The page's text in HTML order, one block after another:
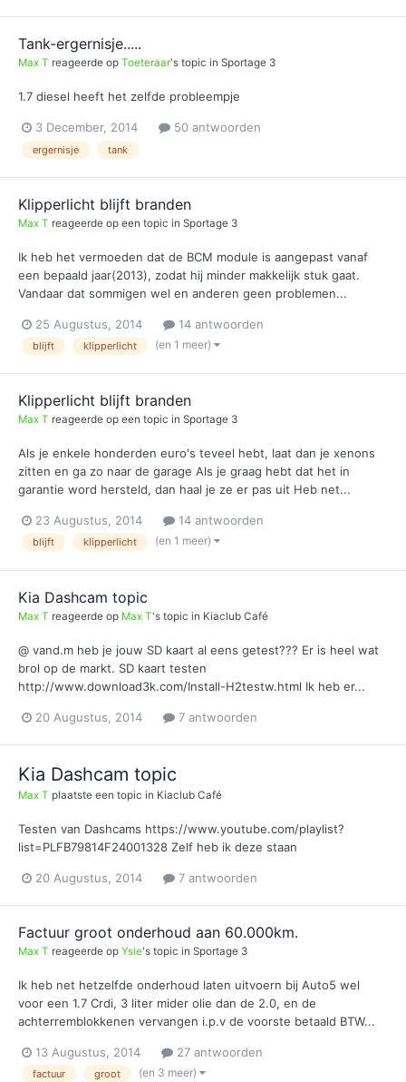
Tank-ergernisje.....
Max T reageerde op Toeteraar's topic in Sportage 3
1.7 diesel heeft het zelfde probleempje
3 December, 2014 50 antwoorden
ergernisje tank
Klipperlicht blijft branden
Max T reageerde op een topic in Sportage 3
Ik heb het vermoeden dat de BCM module is aangepast vanaf
een bepaald jaar(2013), zodat hij minder makkelijk stuk gaat.
Vandaar dat sommigen wel en anderen geen problemen...
25 Augustus, 2014 14 antwoorden
blijft klipperlicht (en 1 meer)
Klipperlicht blijft branden
Max T reageerde op een topic in Sportage 3
Als je enkele honderden euro's teveel hebt, laat dan je xenons
zitten en ga zo naar de garage Als je graag hebt dat het in
garantie word hersteld, dan haal je ze er pas uit Heb net...
23 Augustus, 2014 14 antwoorden
blijft klipperlicht (en 1 meer)
Kia Dashcam topic
Max T reageerde op Max T's topic in Kiaclub Café
@ vand.m heb je jouw SD kaart al eens getest??? Er is heel wat
brol op de markt. SD kaart testen
http://www.download3k.com/Install-H2testw.html Ik heb er...
20 Augustus, 2014 7 antwoorden
Kia Dashcam topic
Max T plaatste een topic in Kiaclub Café
Testen van Dashcams https://www.youtube.com/playlist?
list=PLFB79814F24001328 Zelf heb ik deze staan
20 Augustus, 2014 7 antwoorden
Factuur groot onderhoud aan 60.000km.
Max T reageerde op Ysie's topic in Sportage 3
Ik heb net hetzelfde onderhoud laten uitvoern bij Auto5 wel
voor een 1.7 Crdi, 3 liter mider olie dan de 2.0, en de
achterremblokkenen vervangen i.p.v de voorste betaald BTW...
13 Augustus, 2014 27 antwoorden
factuur groot (en 3 meer)